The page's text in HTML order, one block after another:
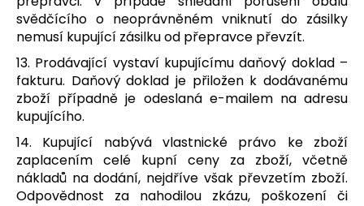
svědčícího o neoprávněném vniknutí do zásilky
nemusí kupující zásilku od přepravce převzít.
13. Prodávající vystaví kupujícímu daňový doklad –
fakturu. Daňový doklad je přiložen k dodávanému
zboží případně je odeslaná e-mailem na adresu
kupujícího.
14. Kupující nabývá vlastnické právo ke zboží
zaplacením celé kupní ceny za zboží, včetně
nákladů na dodání, nejdříve však převzetím zboží.
Odpovědnost za nahodilou zkázu, poškození či